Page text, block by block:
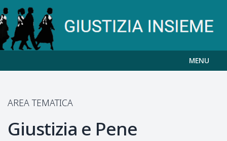
MENU
AREA TEMATICA
Giustizia e Pene